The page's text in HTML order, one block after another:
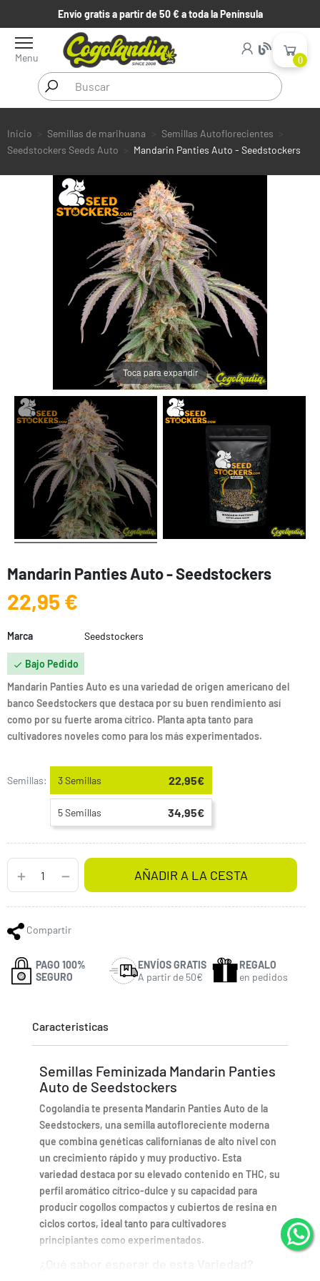
Envío gratis a partir de 50 € a toda la Península
Menu 0
Inicio Semillas de marihuana
Semillas Autoflorecientes
Seedstockers Seeds Auto
Mandarin Panties Auto - Seedstockers
Toca para expandir
Mandarin Panties Auto - Seedstockers
22,95 €
Marca Seedstockers
 Bajo Pedido
Mandarin Panties Auto es una variedad de origen americano del
banco Seedstockers que destaca por su buen rendimiento así
como por su fuerte aroma cítrico. Planta apta tanto para
cultivadores noveles como para los más experimentados.
Semillas: 3 Semillas 22,95€
5 Semillas 34,95€
AÑADIR A LA CESTA
Compartir
PAGO 100%
SEGURO
ENVÍOS GRATIS
A partir de 50€
REGALO
en pedidos
Caracteristicas
Semillas Feminizada Mandarin Panties
Auto de Seedstockers
Cogolandia te presenta Mandarin Panties Auto de la
Seedstockers, una semilla autofloreciente moderna
que combina genéticas californianas de alto nivel con
un crecimiento rápido y muy productivo. Esta
variedad destaca por su elevado contenido en THC, su
perfil aromático cítrico-dulce y su capacidad para
producir cogollos compactos y cubiertos de resina en
ciclos cortos, ideal tanto para cultivadores
principiantes como experimentados.